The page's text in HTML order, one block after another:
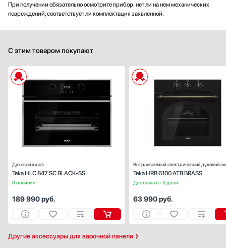
При получении обязательно осмотрите прибор: нет ли на нем механических
повреждений, соответствует ли комплектация заявленной.
С этим товаром покупают
Другие аксессуары для варочной панели
В наличии
Духовой шкаф
Teka HLC 847 SC BLACK-SS
Способ подключения:
189 990руб.
Доставка от 3 дней
Встраиваемый электрический духовой
Teka HRB 6100 ATB BRASS
63 990руб.